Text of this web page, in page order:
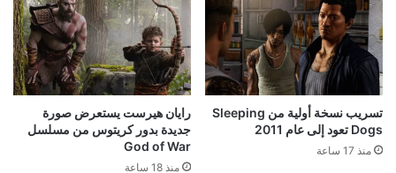
تسريب نسخة أولية من Sleeping
Dogs تعود إلى عام 2011
منذ 17 ساعة
رايان هيرست يستعرض صورة
جديدة بدور كريتوس من مسلسل
God of War
منذ 18 ساعة